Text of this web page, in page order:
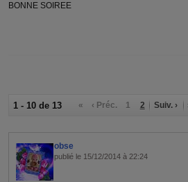
BONNE SOIREE
1 - 10 de 13 « ‹ Préc. 1 2 Suiv. ›
obse
publié le 15/12/2014 à 22:24